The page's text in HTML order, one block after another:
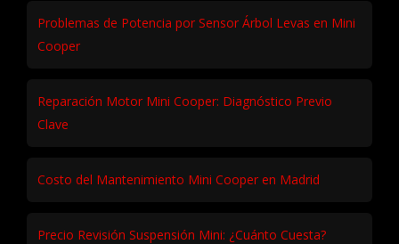
Problemas de Potencia por Sensor Árbol Levas en Mini
Cooper
Reparación Motor Mini Cooper: Diagnóstico Previo
Clave
Costo del Mantenimiento Mini Cooper en Madrid
Precio Revisión Suspensión Mini: ¿Cuánto Cuesta?